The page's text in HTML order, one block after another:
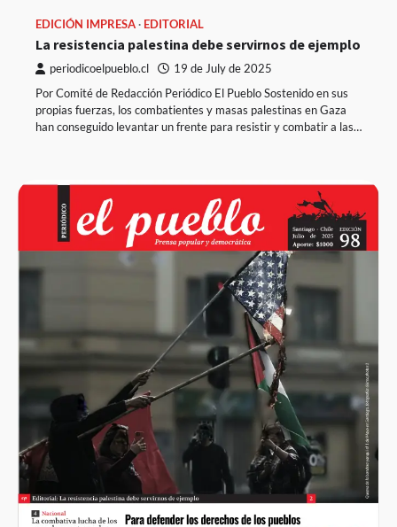
EDICIÓN IMPRESA EDITORIAL
La resistencia palestina debe servirnos de ejemplo
periodicoelpueblo.cl 19 de July de 2025
Por Comité de Redacción Periódico El Pueblo Sostenido en sus
propias fuerzas, los combatientes y masas palestinas en Gaza
han conseguido levantar un frente para resistir y combatir a las…